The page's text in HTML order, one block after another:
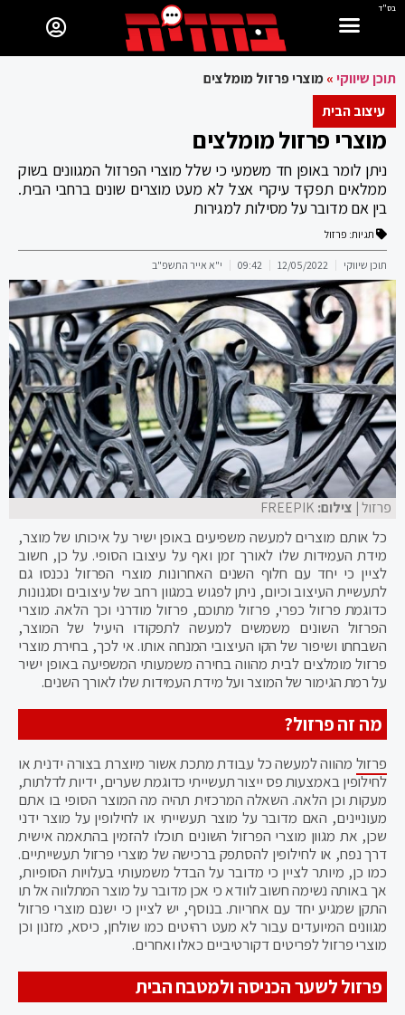
בס"ד
תוכן שיווקי»מוצרי פרזול מומלצים
עיצוב הבית
מוצרי פרזול מומלצים
ניתן לומר באופן חד משמעי כי שלל מוצרי הפרזול המגוונים בשוק
ממלאים תפקיד עיקרי אצל לא מעט מוצרים שונים ברחבי הבית.
בין אם מדובר על מסילות למגירות
תגיות: פרזול
תוכן שיווקי 12/05/2022
09:42 י"א אייר התשפ"ב
פרזול| צילום: FREEPIK
כל אותם מוצרים למעשה משפיעים באופן ישיר על איכותו של מוצר,
מידת העמידות שלו לאורך זמן ואף על עיצובו הסופי. על כן, חשוב
לציין כי יחד עם חלוף השנים האחרונות מוצרי הפרזול נכנסו גם
לתעשיית העיצוב וכיום, ניתן לפגוש במגוון רחב של עיצובים וסגנונות
כדוגמת פרזול כפרי, פרזול מתוכם, פרזול מודרני וכך הלאה. מוצרי
הפרזול השונים משמשים למעשה לתפקודו היעיל של המוצר,
השבחתו ושיפור של הקו העיצובי המנחה אותו. אי לכך, בחירת מוצרי
פרזול מומלצים לבית מהווה בחירה משמעותי המשפיעה באופן ישיר
על רמת הגימור של המוצר ועל מידת העמידות שלו לאורך השנים.
מה זה פרזול?
פרזול מהווה למעשה כל עבודת מתכת אשור מיוצרת בצורה ידנית או
לחילופין באמצעות פס ייצור תעשייתי כדוגמת שערים, ידיות לדלתות,
מעקות וכן הלאה. השאלה המרכזית תהיה מה המוצר הסופי בו אתם
מעוניינים, האם מדובר על מוצר תעשייתי או לחילופין על מוצר ידני
שכן, את מגוון מוצרי הפרזול השונים תוכלו להזמין בהתאמה אישית
דרך נפח, או לחילופין להסתפק ברכישה של מוצרי פרזול תעשייתיים.
כמו כן, מיותר לציין כי מדובר על הבדל משמעותי בעלויות הסופיות,
אך באותה נשימה חשוב לוודא כי אכן מדובר על מוצר המתלווה אל תו
התקן שמגיע יחד עם אחריות. בנוסף, יש לציין כי ישנם מוצרי פרזול
מגוונים המיועדים עבור לא מעט רהיטים כמו שולחן, כיסא, מזנון וכן
מוצרי פרזול לפריטים דקורטיביים כאלו ואחרים.
פרזול לשער הכניסה ולמטבח הבית